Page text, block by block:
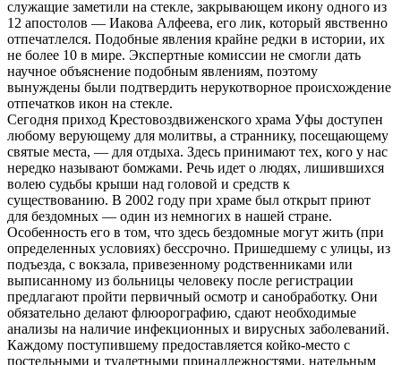
служащие заметили на стекле, закрывающем икону одного из
12 апостолов — Иакова Алфеева, его лик, который явственно
отпечатлелся. Подобные явления крайне редки в истории, их
не более 10 в мире. Экспертные комиссии не смогли дать
научное объяснение подобным явлениям, поэтому
вынуждены были подтвердить нерукотворное происхождение
отпечатков икон на стекле.
Сегодня приход Крестовоздвиженского храма Уфы доступен
любому верующему для молитвы, а страннику, посещающему
святые места, — для отдыха. Здесь принимают тех, кого у нас
нередко называют бомжами. Речь идет о людях, лишившихся
волею судьбы крыши над головой и средств к
существованию. В 2002 году при храме был открыт приют
для бездомных — один из немногих в нашей стране.
Особенность его в том, что здесь бездомные могут жить (при
определенных условиях) бессрочно. Пришедшему с улицы, из
подъезда, с вокзала, привезенному родственниками или
выписанному из больницы человеку после регистрации
предлагают пройти первичный осмотр и санобработку. Они
обязательно делают флюорографию, сдают необходимые
анализы на наличие инфекционных и вирусных заболеваний.
Каждому поступившему предоставляется койко-место с
постельными и туалетными принадлежностями, нательным